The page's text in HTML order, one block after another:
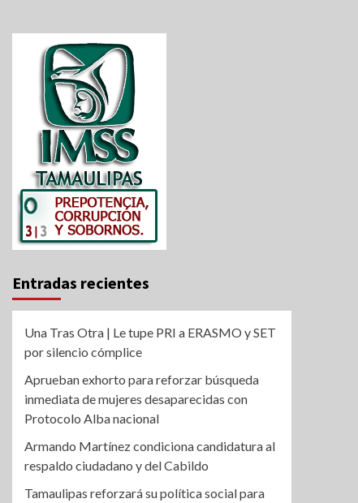
Entradas recientes
Una Tras Otra | Le tupe PRI a ERASMO y SET
por silencio cómplice
Aprueban exhorto para reforzar búsqueda
inmediata de mujeres desaparecidas con
Protocolo Alba nacional
Armando Martínez condiciona candidatura al
respaldo ciudadano y del Cabildo
Tamaulipas reforzará su política social para